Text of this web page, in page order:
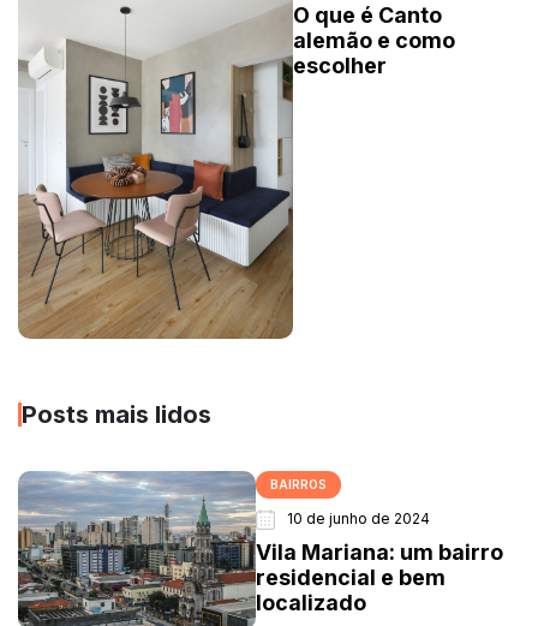
O que é Canto
alemão e como
escolher
Posts mais lidos
BAIRROS
10 de junho de 2024
Vila Mariana: um bairro
residencial e bem
localizado